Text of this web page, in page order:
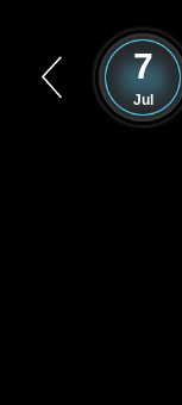
7
Jul